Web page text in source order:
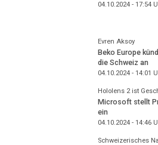
04.10.2024 - 17:54
Evren Aksoy
Beko Europe
die Schweiz an
04.10.2024 - 14:01
Hololens 2 ist
Microsoft stellt
ein
04.10.2024 - 14:46
Schweizerisches